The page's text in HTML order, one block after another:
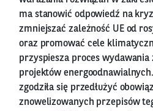
ma stanowić odpowiedź na
zmniejszać zależność UE od
oraz promować cele
przyspiesza proces
projektów
zgodziła się przedłużyć
znowelizowanych przepisów